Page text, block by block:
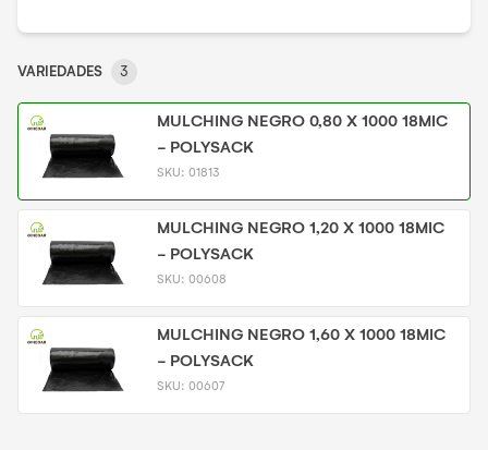
VARIEDADES 3
MULCHING NEGRO 0,80 X 1000 18MIC
- POLYSACK
SKU: 01813
MULCHING NEGRO 1,20 X 1000 18MIC
- POLYSACK
SKU: 00608
MULCHING NEGRO 1,60 X 1000 18MIC
- POLYSACK
SKU: 00607